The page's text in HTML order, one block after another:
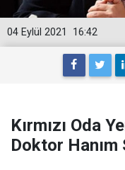
16:42
04 Eylül 2021
Kırmızı Oda
Doktor